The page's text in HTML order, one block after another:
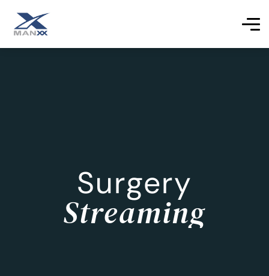
Surgery
Streaming